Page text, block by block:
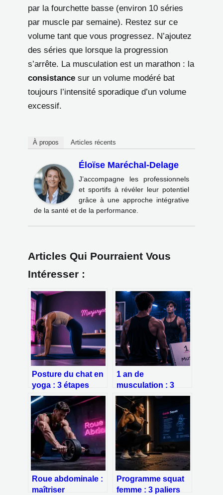
par la fourchette basse (environ 10 séries
par muscle par semaine). Restez sur ce
volume tant que vous progressez. N’ajoutez
des séries que lorsque la progression
s’arrête. La musculation est un marathon : la
consistance sur un volume modéré bat
toujours l’intensité sporadique d’un volume
excessif.
À propos Articles récents
Éloïse Maréchal-Delage
J’accompagne les professionnels
et sportifs à révéler leur potentiel
grâce à une approche intégrative
de la santé et de la performance.
Articles Qui Pourraient Vous
Intéresser :
Posture du chat en
yoga : 3 étapes
pour libérer votre
colonne et
soulager vos
tensions dorsales
1 an de
musculation : 3
étapes clés pour
transformer votre
physique
Roue abdominale :
maîtriser
Programme squat
femme : 3 paliers